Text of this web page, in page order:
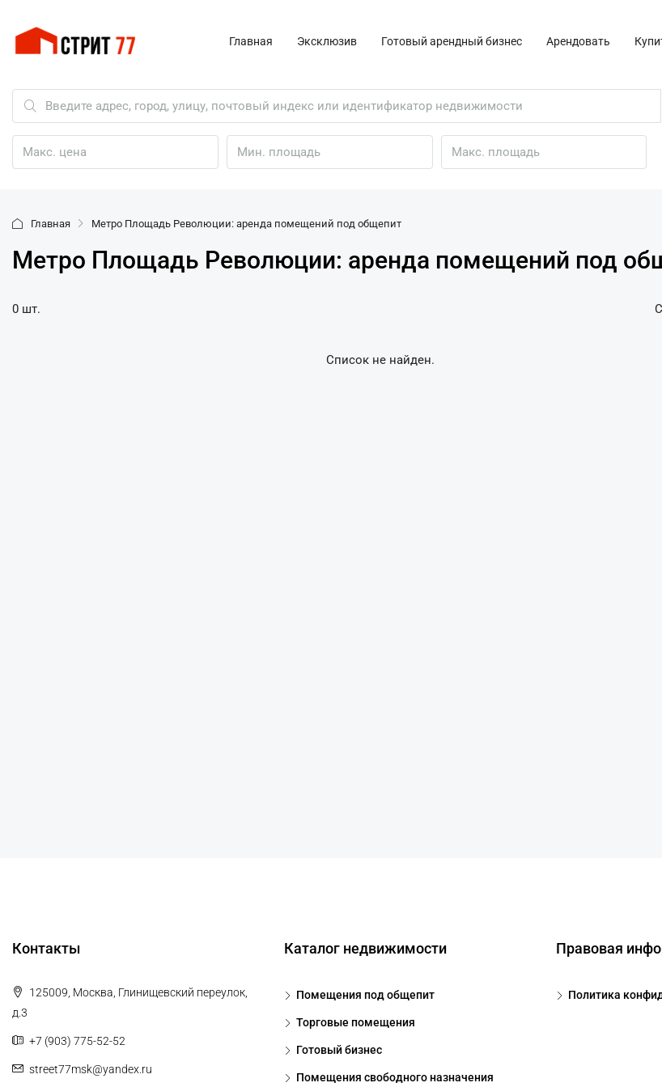
Главная Эксклюзив Готовый арендный бизнес Арендовать
Главная Метро Площадь Революции: аренда помещений под общепит
Метро Площадь Революции: аренда помещений под
0 шт.
Список не найден.
Контакты
125009, Москва, Глинищевский переулок,
д.3
+7 (903) 775-52-52
street77msk@yandex.ru
Каталог недвижимости
Помещения под общепит
Торговые помещения
Готовый бизнес
Помещения свободного назначения
Правовая
Политика